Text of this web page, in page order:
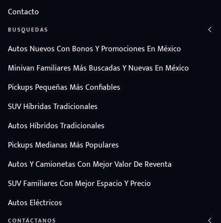
Contacto
BUSQUEDAS
Autos Nuevos Con Bonos Y Promociones En México
Minivan Familiares Más Buscadas Y Nuevas En México
Pickups Pequeñas Más Confiables
SUV Híbridas Tradicionales
Autos Híbridos Tradicionales
Pickups Medianas Más Populares
Autos Y Camionetas Con Mejor Valor De Reventa
SUV Familiares Con Mejor Espacio Y Precio
Autos Eléctricos
CONTÁCTANOS